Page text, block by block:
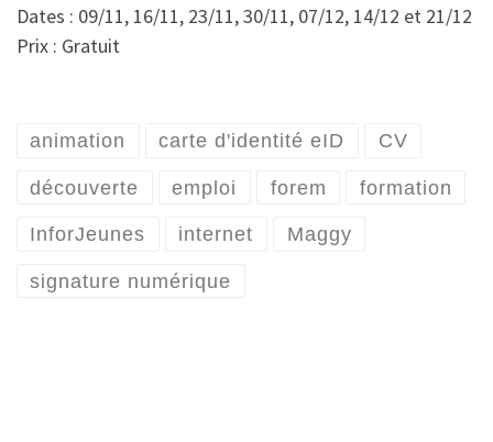
Dates : 09/11, 16/11, 23/11, 30/11, 07/12, 14/12 et 21/12
Prix : Gratuit
animation carte d'identité eID CV
découverte emploi forem formation
InforJeunes internet Maggy
signature numérique